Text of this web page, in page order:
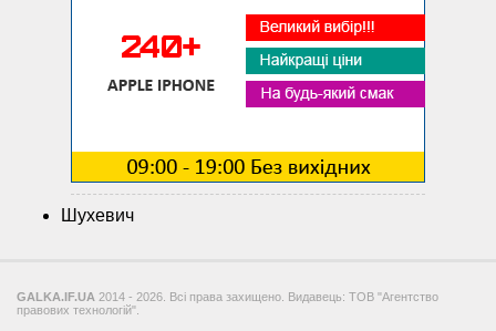
Шухевич
GALKA.IF.UA 2014 - 2026. Всі права захищено. Видавець: ТОВ "Агентство
правових технологій".